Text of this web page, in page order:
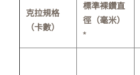
克拉規格
（卡數）
標準裸鑽直
徑（毫米）
*